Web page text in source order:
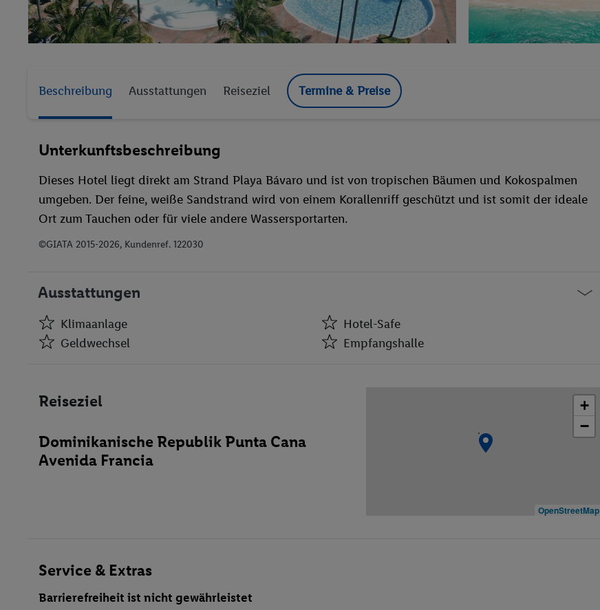
Beschreibung Ausstattungen Reiseziel Termine & Preise
Unterkunftsbeschreibung
Dieses Hotel liegt direkt am Strand Playa Bávaro und ist von tropischen Bäumen und Kokospalmen
umgeben. Der feine, weiße Sandstrand wird von einem Korallenriff geschützt und ist somit der ideale
Ort zum Tauchen oder für viele andere Wassersportarten.
©GIATA 2015-2026, Kundenref. 122030
Ausstattungen
Klimaanlage
Hotel-Safe
Geldwechsel
Empfangshalle
Geldwechsel
Kiosk
Disko
Kasino
Fahrradverleih
behindertengerecht
Reiseziel
Dominikanische Republik Punta Cana
Avenida Francia
+
−
OpenStreetMap
Service & Extras
Barrierefreiheit ist nicht gewährleistet